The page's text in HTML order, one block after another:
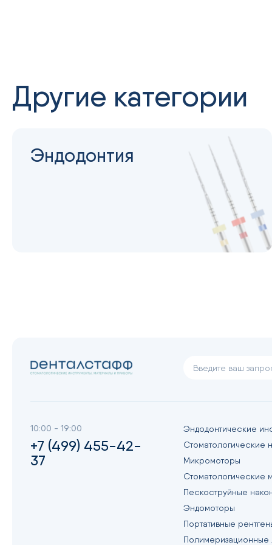
Другие категории
Эндодонтия
10:00 - 19:00
+7 (499) 455-42-
37
Эндодонтические
Стоматологические
Микромоторы
Стоматологические
Пескоструйные
Эндомоторы
Портативные
Полимеризационные